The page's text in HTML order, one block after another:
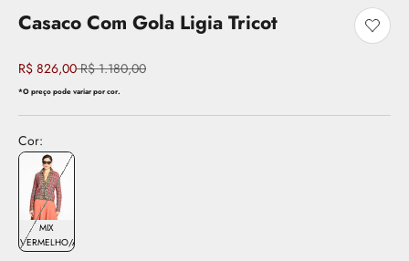
Casaco Com Gola Ligia Tricot
Preço promocional
R$ 826,00Preço normal
R$ 1.180,00
*O preço pode variar por cor.
Cor:
MIX
VERMELHO/AZUL